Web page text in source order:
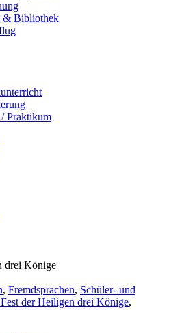
& Bibliothek
Praktikum
drei Könige
, Fremdsprachen, Schüler- und
der Heiligen drei Könige,